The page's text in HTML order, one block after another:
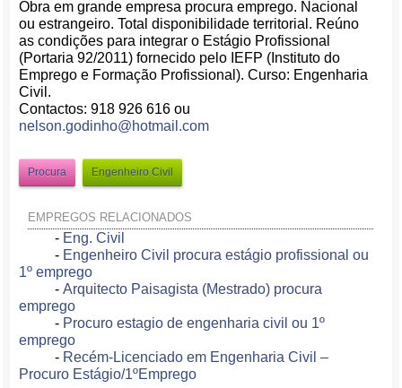
Obra em grande empresa procura emprego. Nacional
ou estrangeiro. Total disponibilidade territorial. Reúno
as condições para integrar o Estágio Profissional
(Portaria 92/2011) fornecido pelo IEFP (Instituto do
Emprego e Formação Profissional). Curso: Engenharia
Civil.
Contactos: 918 926 616 ou
nelson.godinho@hotmail.com
Procura Engenheiro Civil
EMPREGOS RELACIONADOS
- Eng. Civil
- Engenheiro Civil procura estágio profissional ou
1º emprego
-Arquitecto Paisagista (Mestrado) procura
emprego
- Procuro estagio de engenharia civil ou 1º
emprego
- Recém-Licenciado em Engenharia Civil –
Procuro Estágio/1ºEmprego